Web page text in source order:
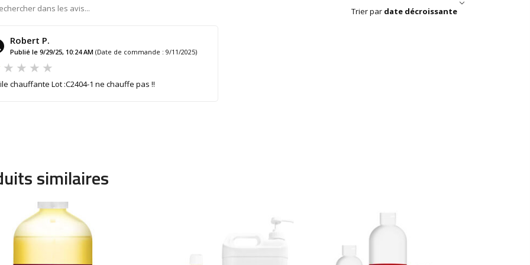
Trier par date décroissante
Robert P.
Publié le 9/29/25, 10:24 AM (Date de commande : 9/11/2025)
chauffante Lot :C2404-1 ne chauffe pas !!
similaires